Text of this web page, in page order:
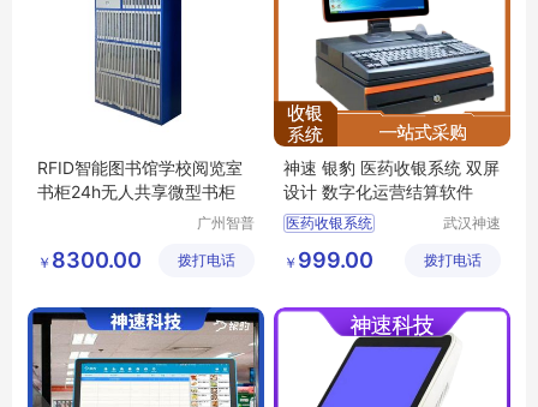
RFID智能图书馆学校阅览室
书柜24h无人共享微型书柜
广州智普
技有限公
￥ 8300.00 拨打电话
神速 银豹 医药收银系统 双屏
设计 数字化运营结算软件
医药收银系统
收银系统价格
收银系统公司
武汉神速
公司
￥ 999.00 拨打电话